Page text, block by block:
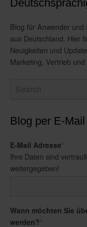
Blog für Anwender
aus Deutschland. Hier
Neuigkeiten und
Marketing, Vertrieb und
Blog per E-
E-Mail Adresse*
Ihre Daten sind
weitergegeben!
Wann möchten Sie
werden?*